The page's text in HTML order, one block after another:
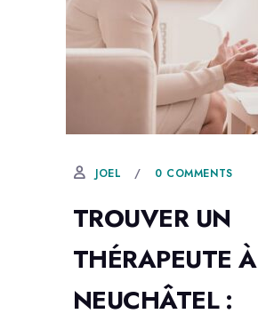
JOEL 0 COMMENTS
TROUVER UN
THÉRAPEUTE À
NEUCHÂTEL :